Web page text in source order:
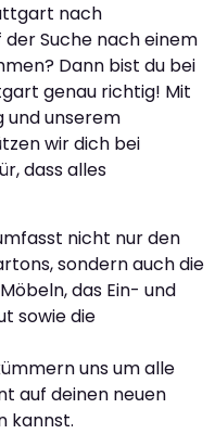
nach
Suche nach einem
Dann bist du bei
genau richtig! Mit
und unserem
wir dich bei
dass alles
nicht nur den
sondern auch die
das Ein- und
sowie die
uns um alle
auf deinen neuen
kannst.